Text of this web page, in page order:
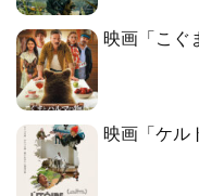
映画「こぐ
映画「ケル